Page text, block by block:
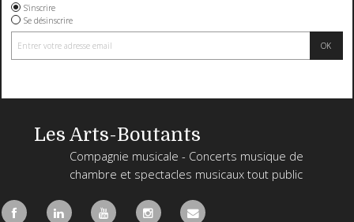
S'inscrire
Se désinscrire
Les Arts-Boutants
Compagnie musicale - Concerts musique de
chambre et spectacles musicaux tout public